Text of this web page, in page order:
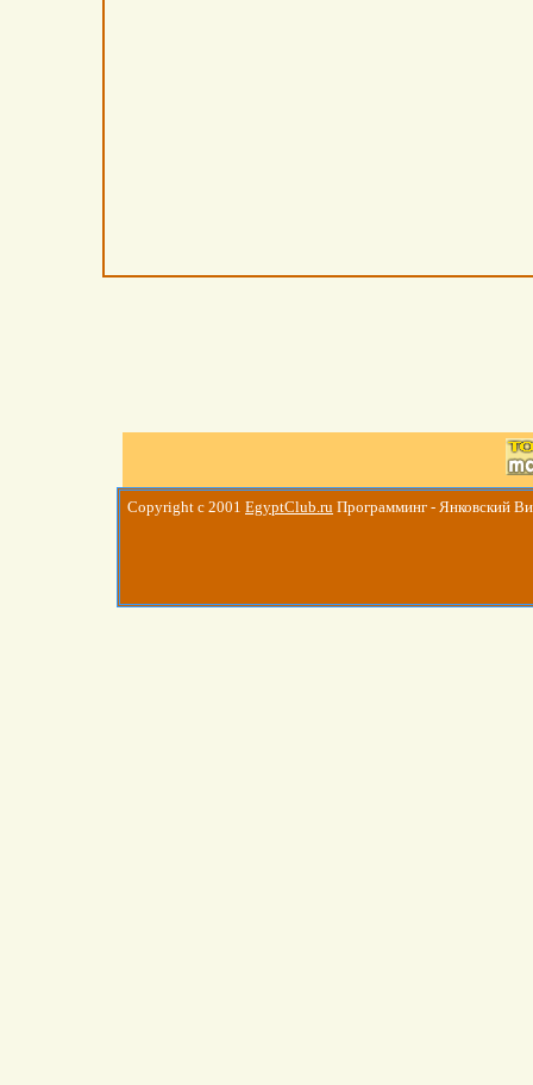
Copyright c 2001 EgyptClub.ru Программинг - Янковский